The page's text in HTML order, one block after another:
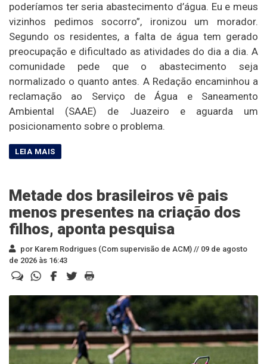
poderíamos ter seria abastecimento d’água. Eu e meus
vizinhos pedimos socorro”, ironizou um morador.
Segundo os residentes, a falta de água tem gerado
preocupação e dificultado as atividades do dia a dia. A
comunidade pede que o abastecimento seja
normalizado o quanto antes. A Redação encaminhou a
reclamação ao Serviço de Água e Saneamento
Ambiental (SAAE) de Juazeiro e aguarda um
posicionamento sobre o problema.
Metade dos brasileiros vê pais
menos presentes na criação dos
filhos, aponta pesquisa
por Karem Rodrigues (Com supervisão de ACM) // 09 de agosto
de 2026 às 16:43